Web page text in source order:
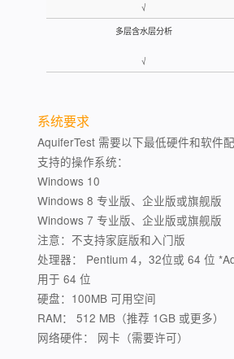
√
多层含水层分析
√
系统要求
AquiferTest 需要以下最低硬件和软件配
支持的操作系统：
Windows 10
Windows 8 专业版、企业版或旗舰版
Windows 7 专业版、企业版或旗舰版
注意：不支持家庭版和入门版
处理器： Pentium 4，32位或 64 位
用于 64 位
硬盘：100MB 可用空间
RAM： 512 MB（推荐 1GB 或更多）
网络硬件： 网卡（需要许可）